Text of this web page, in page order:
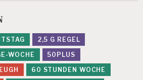
2,5 G REGEL
WOCHE
50PLUS
60 STUNDEN WOCHE